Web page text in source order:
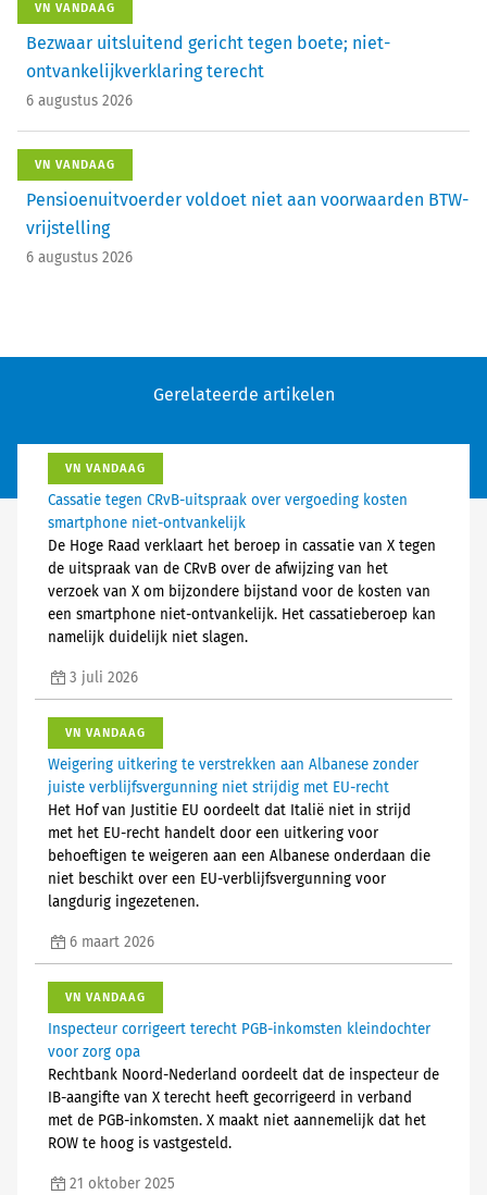
VN VANDAAG
Bezwaar uitsluitend gericht tegen boete; niet-
ontvankelijkverklaring terecht
6 augustus 2026
VN VANDAAG
Pensioenuitvoerder voldoet niet aan voorwaarden BTW-
vrijstelling
6 augustus 2026
Gerelateerde artikelen
VN VANDAAG
Cassatie tegen CRvB-uitspraak over vergoeding kosten
smartphone niet-ontvankelijk
De Hoge Raad verklaart het beroep in cassatie van X tegen
de uitspraak van de CRvB over de afwijzing van het
verzoek van X om bijzondere bijstand voor de kosten van
een smartphone niet-ontvankelijk. Het cassatieberoep kan
namelijk duidelijk niet slagen.
3 juli 2026
VN VANDAAG
Weigering uitkering te verstrekken aan Albanese zonder
juiste verblijfsvergunning niet strijdig met EU-recht
Het Hof van Justitie EU oordeelt dat Italië niet in strijd
met het EU-recht handelt door een uitkering voor
behoeftigen te weigeren aan een Albanese onderdaan die
niet beschikt over een EU-verblijfsvergunning voor
langdurig ingezetenen.
6 maart 2026
VN VANDAAG
Inspecteur corrigeert terecht PGB-inkomsten kleindochter
voor zorg opa
Rechtbank Noord-Nederland oordeelt dat de inspecteur de
IB-aangifte van X terecht heeft gecorrigeerd in verband
met de PGB-inkomsten. X maakt niet aannemelijk dat het
ROW te hoog is vastgesteld.
21 oktober 2025